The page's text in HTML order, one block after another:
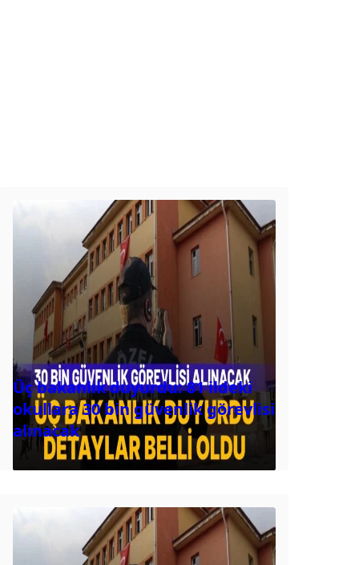
Üç bakanlık duyurdu: 81 ildeki
okullara 30 bin güvenlik görevlisi
alınacak